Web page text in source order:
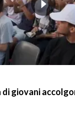
di giovani